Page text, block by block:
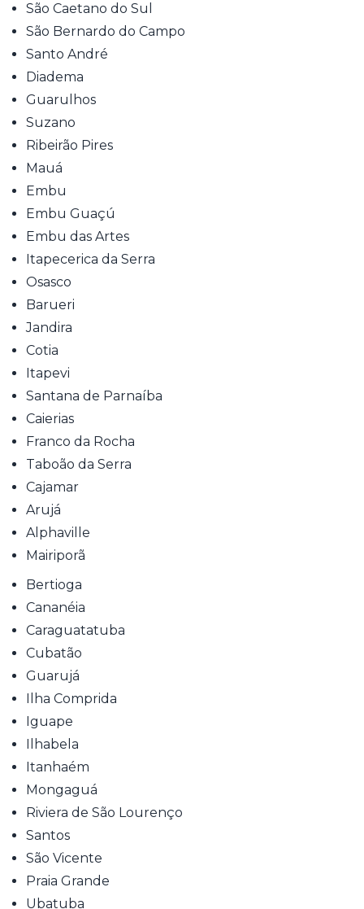
São Caetano do Sul
São Bernardo do Campo
Santo André
Diadema
Guarulhos
Suzano
Ribeirão Pires
Mauá
Embu
Embu Guaçú
Embu das Artes
Itapecerica da Serra
Osasco
Barueri
Jandira
Cotia
Itapevi
Santana de Parnaíba
Caierias
Franco da Rocha
Taboão da Serra
Cajamar
Arujá
Alphaville
Mairiporã
Bertioga
Cananéia
Caraguatatuba
Cubatão
Guarujá
Ilha Comprida
Iguape
Ilhabela
Itanhaém
Mongaguá
Riviera de São Lourenço
Santos
São Vicente
Praia Grande
Ubatuba